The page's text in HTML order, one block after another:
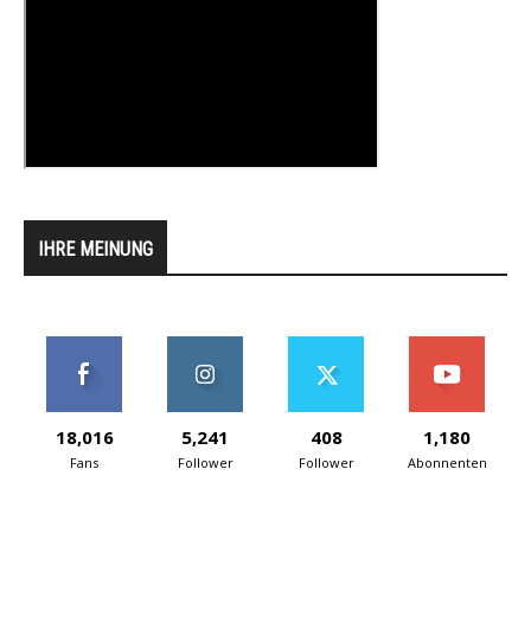
IHRE MEINUNG
18,016
Fans
5,241
Follower
408
Follower
1,180
Abonnenten